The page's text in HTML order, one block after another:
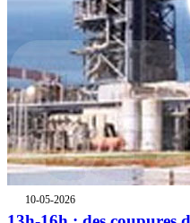
10-05-2026